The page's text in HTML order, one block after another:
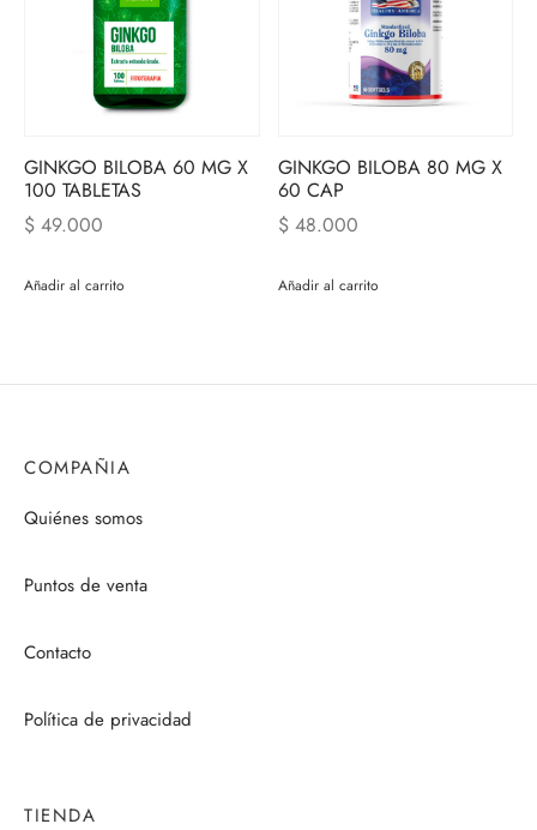
GINKGO BILOBA 60 MG X
100 TABLETAS
$ 49.000
Añadir al carrito
GINKGO BILOBA 80 MG X
60 CAP
$48.000
Añadir al carrito
COMPAÑIA
Quiénes somos
Puntos de venta
Contacto
Política de privacidad
TIENDA